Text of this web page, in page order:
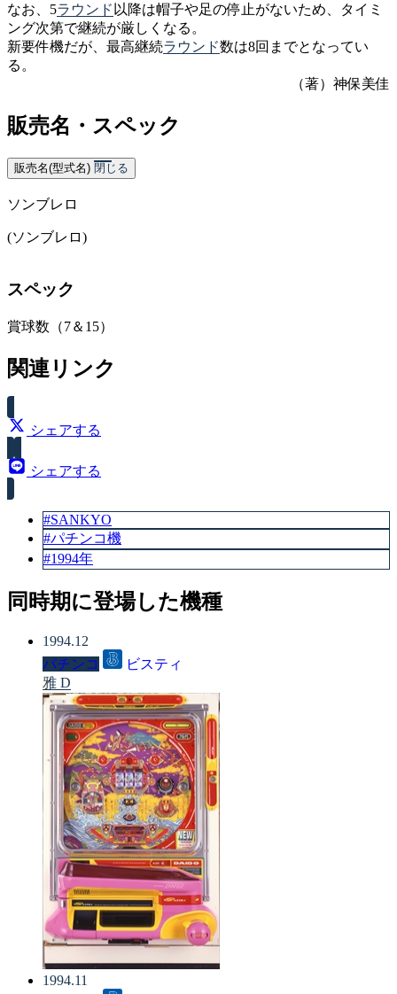
なお、5ラウンド 以降は帽子や足の停止がないため、タイミ
ング次第で継続が厳しくなる。
新要件機だが、最高継続ラウンド数は8回までとなってい
る。
（著）神保美佳
販売名・スペック
販売名(型式名) 閉じる
ソンブレロ
(ソンブレロ)
スペック
賞球数（7＆15）
関連リンク
シェアする
シェアする
#SANKYO
#パチンコ機
#1994年
同時期に登場した機種
1994.12
パチンコ
ビスティ
雅 D
1994.11